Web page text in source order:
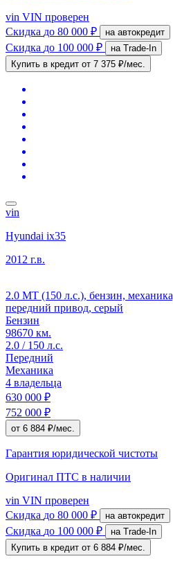
vin VIN проверен
Скидка до 80 000 ₽ на автокредит
Скидка до 100 000 ₽
на Trade-In
Купить в кредит от 7 375 ₽/мес.
vin
Hyundai ix35
2012 г.в.
2.0 MT (150 л.с.), бензин,
передний привод, серый
Бензин
98670 км.
2.0 / 150 л.с.
Передний
Механика
4 владельца
630 000 ₽
752 000 ₽
от 6 884 ₽/мес.
Гарантия юридической чистоты
Оригинал ПТС в наличии
vin VIN проверен
Скидка до 80 000 ₽ на автокредит
Скидка до 100 000 ₽
на Trade-In
Купить в кредит от 6 884 ₽/мес.